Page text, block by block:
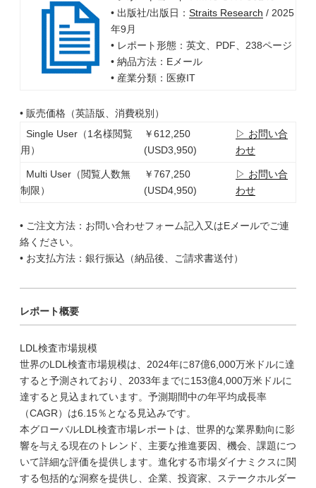
• 出版社/出版日： Straits Research / 2025
年9月
• レポート形態：英文、PDF、238ページ
• 納品方法：Eメール
• 産業分類：医療IT
• 販売価格（英語版、消費税別）
Single User（1名様閲覧
用）
￥612,250
(USD3,950)
▷ お問い合
わせ
Multi User（閲覧人数無
制限）
￥767,250
(USD4,950)
▷ お問い合
わせ
• ご注文方法：お問い合わせフォーム記入又はEメールでご連
絡ください。
• お支払方法：銀行振込（納品後、ご請求書送付）
レポート概要
LDL検査市場規模
世界のLDL検査市場規模は、2024年に87億6,000万米ドルに達
すると予測されており、2033年までに153億4,000万米ドルに
達すると見込まれています。予測期間中の年平均成長率
（CAGR）は6.15％となる見込みです。
本グローバルLDL検査市場レポートは、世界的な業界動向に影
響を与える現在のトレンド、主要な推進要因、機会、課題につ
いて詳細な評価を提供します。進化する市場ダイナミクスに関
する包括的な洞察を提供し、企業、投資家、ステークホルダー